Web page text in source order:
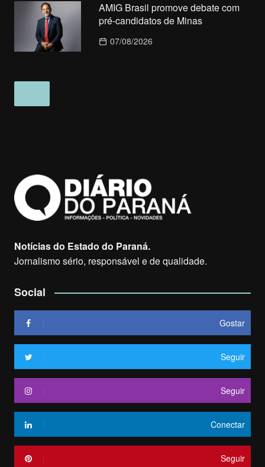
AMIG Brasil promove debate com
pré-candidatos de Minas
07/08/2026
Notícias do Estado do Paraná.
Jornalismo sério, responsável e de qualidade.
Social
Gostar
Seguir
Seguir
Conectar
Seguir